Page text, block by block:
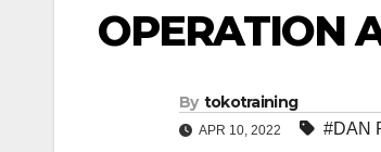
OPERATION
By tokotraining
APR 10, 2022 #DAN